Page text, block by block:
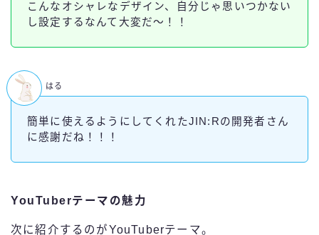
こんなオシャレなデザイン、自分じゃ思いつかない
し設定するなんて大変だ～！！
簡単に使えるようにしてくれたJIN:Rの開発者さん
に感謝だね！！！
はる
YouTuberテーマの魅力
次に紹介するのがYouTuberテーマ。